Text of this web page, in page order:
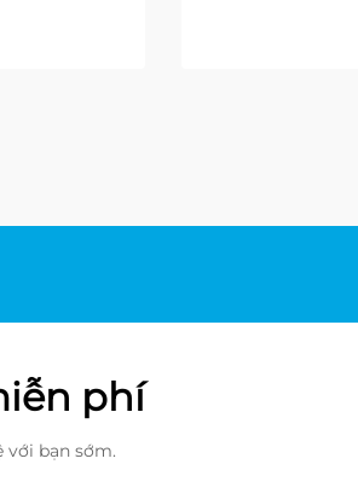
phí
với bạn sớm.